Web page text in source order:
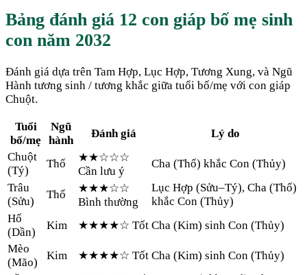
Bảng đánh giá 12 con giáp bố mẹ sinh
con năm 2032
Đánh giá dựa trên Tam Hợp, Lục Hợp, Tương Xung, và Ngũ
Hành tương sinh / tương khắc giữa tuổi bố/mẹ với con giáp
Chuột.
Tuổi
bố/mẹ
Ngũ
hành
Đánh giá
Lý do
Chuột
(Tý)
Thổ ★★☆☆☆
Cần lưu ý
Cha (Thổ) khắc Con (Thủy)
Trâu
(Sửu)
Thổ ★★★☆☆
Bình thường
Lục Hợp (Sửu–Tý), Cha (Thổ)
khắc Con (Thủy)
Hổ
(Dần)
Kim ★★★★☆ Tốt Cha (Kim) sinh Con (Thủy)
Mèo
(Mão)
Kim ★★★★☆ Tốt Cha (Kim) sinh Con (Thủy)